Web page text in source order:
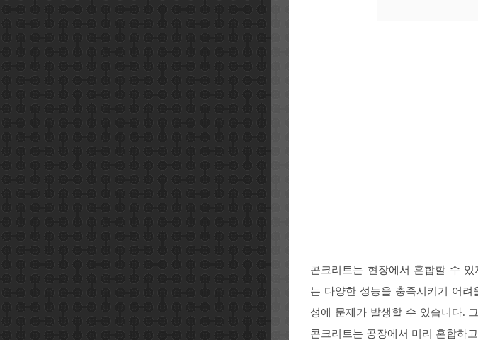
콘크리트는 현장에서 혼합할 수
는 다양한 성능을 충족시키기 어려
성에 문제가 발생할 수 있습니다.
콘크리트는 공장에서 미리 혼합하